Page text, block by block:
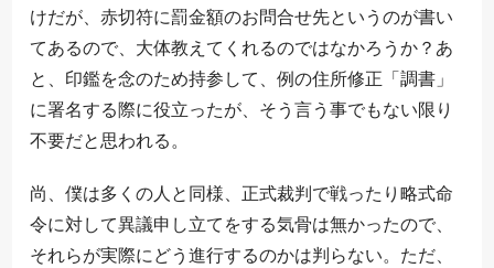
けだが、赤切符に罰金額のお問合せ先というのが書い
てあるので、大体教えてくれるのではなかろうか？あ
と、印鑑を念のため持参して、例の住所修正「調書」
に署名する際に役立ったが、そう言う事でもない限り
不要だと思われる。
尚、僕は多くの人と同様、正式裁判で戦ったり略式命
令に対して異議申し立てをする気骨は無かったので、
それらが実際にどう進行するのかは判らない。ただ、